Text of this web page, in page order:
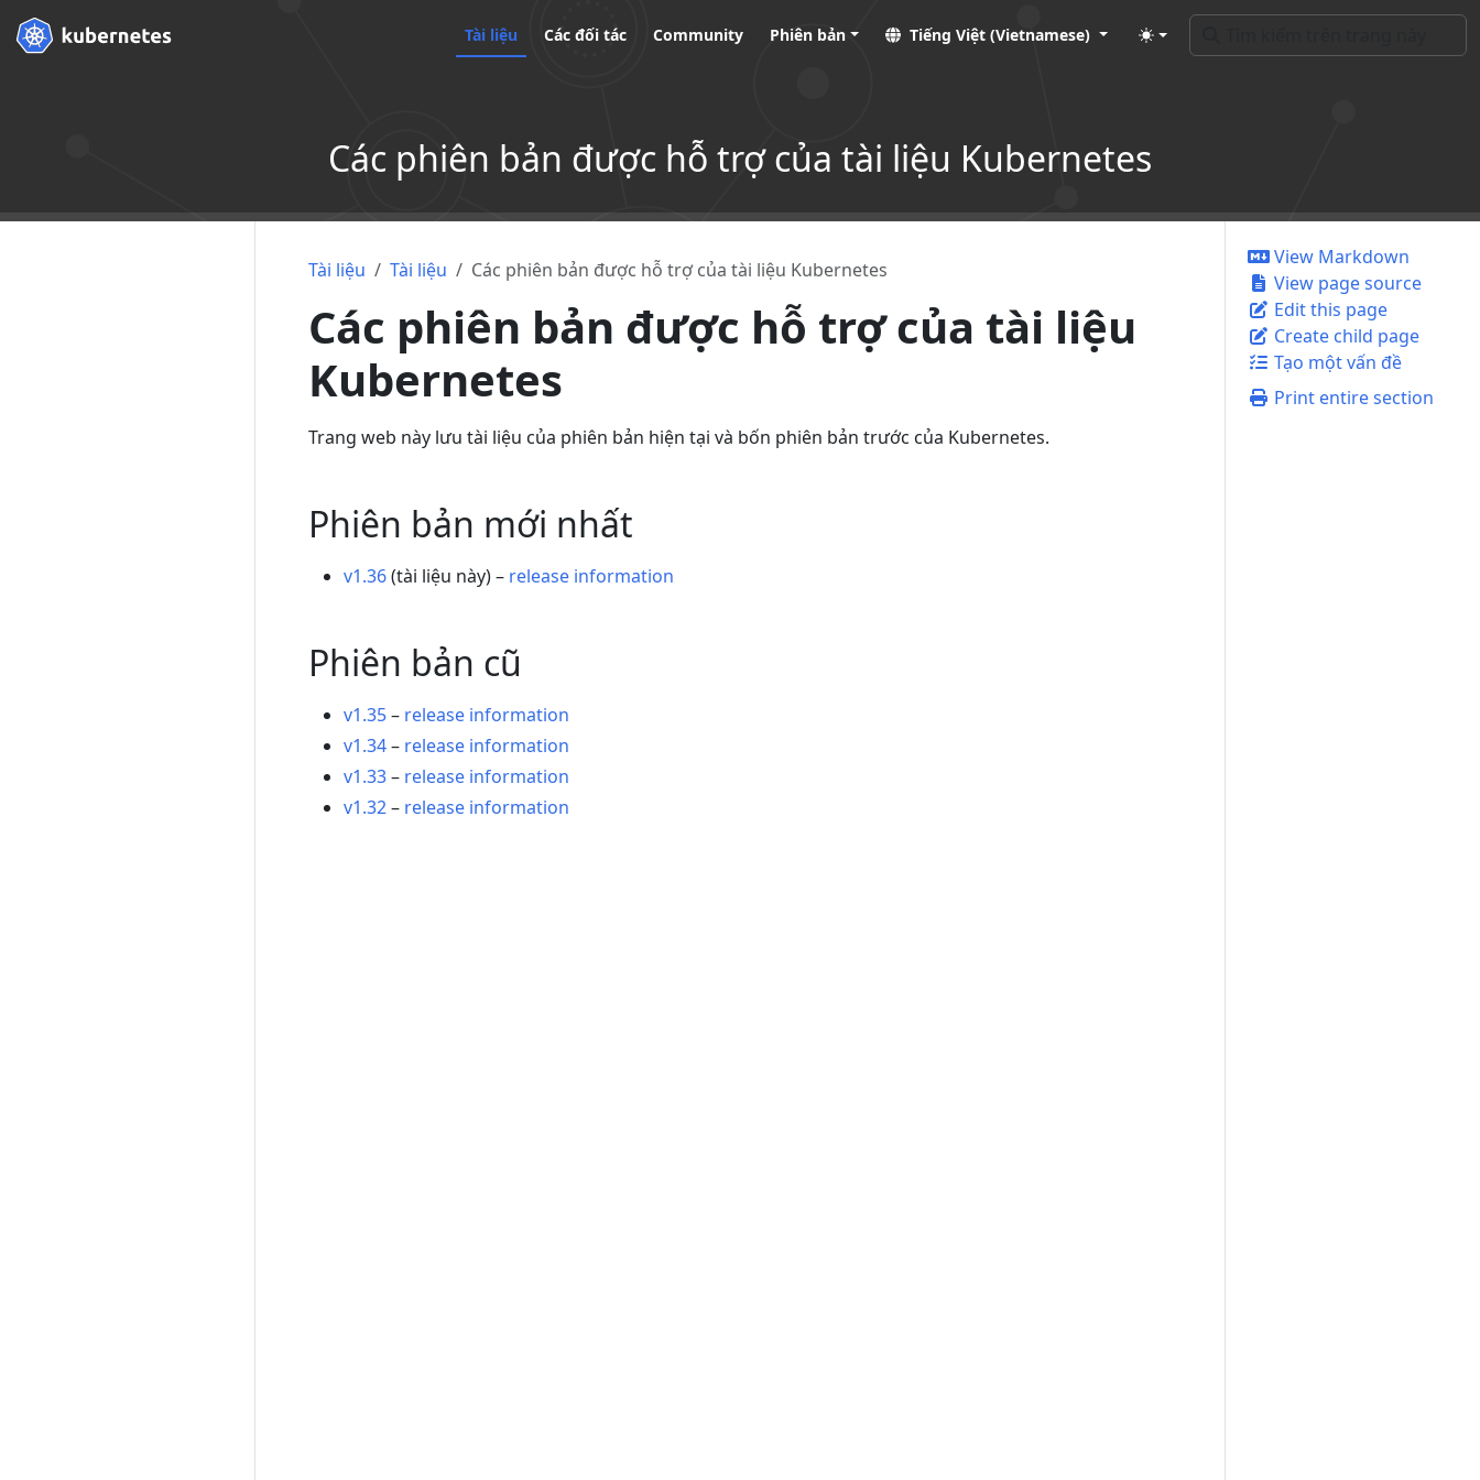
Tài liệu Các đối tác Community Phiên bản Tiếng Việt (Vietnamese)
Các phiên bản được hỗ trợ của tài liệu Kubernetes
View Markdown
View page source
Edit this page
Create child page
Tạo một vấn đề
Print entire section
Tài liệu Tài liệu Các phiên bản được hỗ trợ của tài liệu Kubernetes
Các phiên bản được hỗ trợ của tài liệu
Kubernetes
Trang web này lưu tài liệu của phiên bản hiện tại và bốn phiên bản trước của Kubernetes.
Phiên bản mới nhất
v1.36(tài liệu này) – release information
Phiên bản cũ
v1.35– release information
v1.34– release information
v1.33– release information
v1.32– release information